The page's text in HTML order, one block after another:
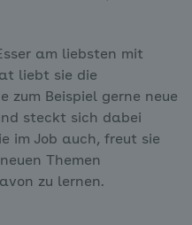
am liebsten mit
liebt sie die
zum Beispiel gerne neue
steckt sich dabei
im Job auch, freut sie
Themen
zu lernen.